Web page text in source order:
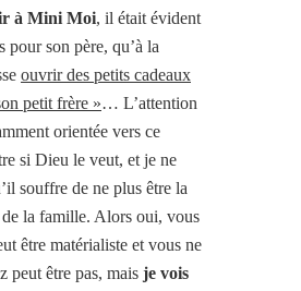
à Mini Moi, il était évident
pour son père, qu’à la
ouvrir des petits cadeaux
petit frère »… L’attention
orientée vers ce
si Dieu le veut, et je ne
souffre de ne plus être la
la famille. Alors oui, vous
être matérialiste et vous ne
peut être pas, mais je vois